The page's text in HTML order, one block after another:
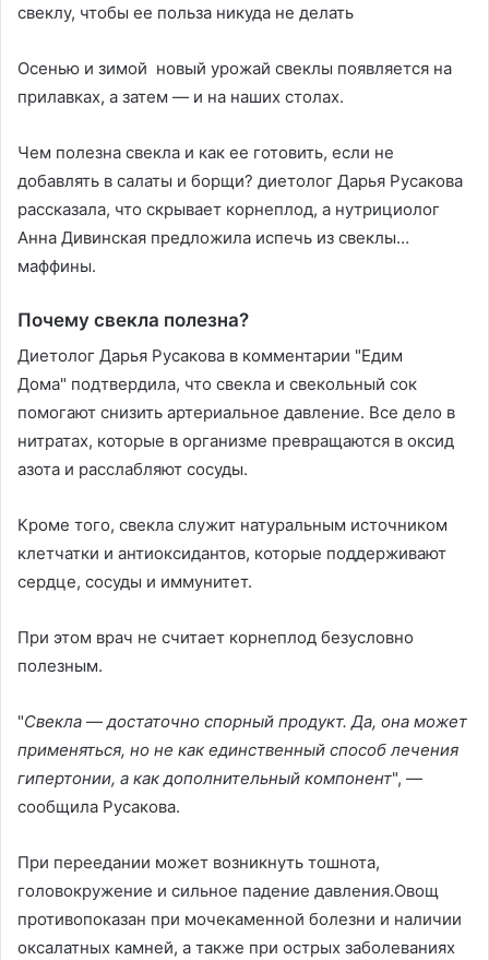
свеклу, чтобы ее польза никуда не делать
Осенью и зимой новый урожай свеклы появляется на
прилавках, а затем — и на наших столах.
Чем полезна свекла и как ее готовить, если не
добавлять в салаты и борщи? диетолог Дарья Русакова
рассказала, что скрывает корнеплод, а нутрициолог
Анна Дивинская предложила испечь из свеклы…
маффины.
Почему свекла полезна?
Диетолог Дарья Русакова в комментарии "Едим
Дома" подтвердила, что свекла и свекольный сок
помогают снизить артериальное давление. Все дело в
нитратах, которые в организме превращаются в оксид
азота и расслабляют сосуды.
Кроме того, свекла служит натуральным источником
клетчатки и антиоксидантов, которые поддерживают
сердце, сосуды и иммунитет.
При этом врач не считает корнеплод безусловно
полезным.
"Свекла — достаточно спорный продукт. Да, она может
применяться, но не как единственный способ лечения
гипертонии, а как дополнительный компонент", —
сообщила Русакова.
При переедании может возникнуть тошнота,
головокружение и сильное падение давления.Овощ
противопоказан при мочекаменной болезни и наличии
оксалатных камней, а также при острых заболеваниях